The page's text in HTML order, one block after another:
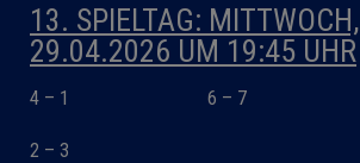
13. SPIELTAG: MITTWOCH,
29.04.2026 UM 19:45 UHR
4 – 1 6 – 7
2 – 3